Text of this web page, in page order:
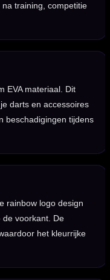
training, competitie
EVA materiaal. Dit
darts en accessoires
beschadigingen tijdens
rainbow logo design
de voorkant. De
het kleurrijke